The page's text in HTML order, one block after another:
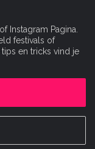
Instagram Pagina.
festivals of
en tricks vind je